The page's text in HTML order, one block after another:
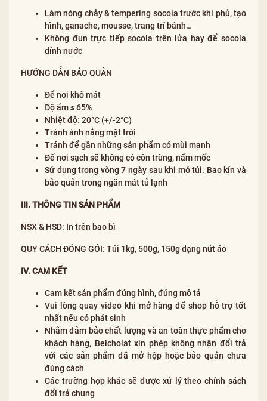
Làm nóng chảy & tempering socola trước khi phủ, tạo
hình, ganache, mousse, trang trí bánh…
Không đun trực tiếp socola trên lửa hay để socola
dính nước
HƯỚNG DẪN BẢO QUẢN
Để nơi khô mát
Độ ẩm ≤ 65%
Nhiệt độ: 20°C (+/-2°C)
Tránh ánh nắng mặt trời
Tránh để gần những sản phẩm có mùi mạnh
Để nơi sạch sẽ không có côn trùng, nấm mốc
Sử dụng trong vòng 7 ngày sau khi mở túi. Bao kín và
bảo quản trong ngăn mát tủ lạnh
III. THÔNG TIN SẢN PHẨM
NSX & HSD: In trên bao bì
QUY CÁCH ĐÓNG GÓI: Túi 1kg, 500g, 150g dạng nút áo
IV. CAM KẾT
Cam kết sản phẩm đúng hình, đúng mô tả
Vui lòng quay video khi mở hàng để shop hỗ trợ tốt
nhất nếu có phát sinh
Nhằm đảm bảo chất lượng và an toàn thực phẩm cho
khách hàng, Belcholat xin phép không nhận đổi trả
với các sản phẩm đã mở hộp hoặc bảo quản chưa
đúng cách
Các trường hợp khác sẽ được xử lý theo chính sách
đổi trả chung